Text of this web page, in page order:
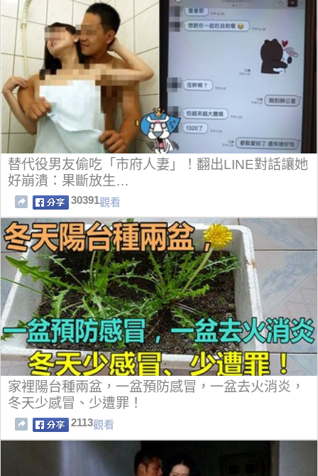
替代役男友偷吃「市府人妻」！翻出LINE對話讓她
好崩潰：果斷放生…
30391觀看
家裡陽台種兩盆，一盆預防感冒，一盆去火消炎，
冬天少感冒、少遭罪！
2113觀看